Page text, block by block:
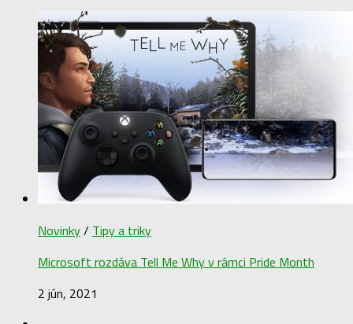
Novinky/ Tipy a triky
Microsoft rozdáva Tell Me Why v rámci Pride Month
2 jún, 2021